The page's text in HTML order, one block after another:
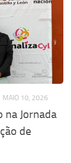
MAIO 10, 2026
na Jornada
de